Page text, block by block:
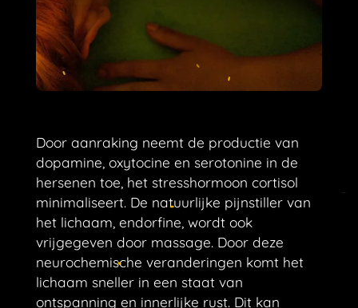
Door aanraking neemt de productie van
dopamine, oxytocine en serotonine in de
hersenen toe, het stresshormoon cortisol
minimaliseert. De natuurlijke pijnstiller van
het lichaam, endorfine, wordt ook
vrijgegeven door massage. Door deze
neurochemische veranderingen komt het
lichaam sneller in een staat van
ontspanning en innerlijke rust. Dit kan